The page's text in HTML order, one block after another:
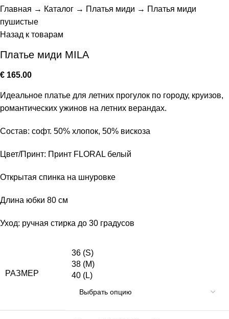
Главная → Каталог → Платья миди → Платья миди
пушистые
Назад к товарам
Платье миди MILA
€ 165.00
Идеальное платье для летних прогулок по городу, круизов,
романтических ужинов на летних верандах.
Состав: софт. 50% хлопок, 50% вискоза
Цвет/Принт: Принт FLORAL белый
Открытая спинка на шнуровке
Длина юбки 80 см
Уход: ручная стирка до 30 градусов
РАЗМЕР
36 (S)
38 (M)
40 (L)